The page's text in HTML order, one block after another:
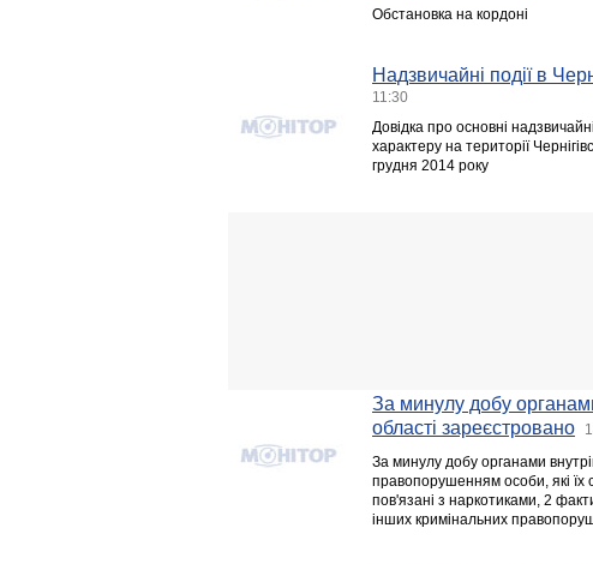
Обстановка на кордоні
Надзвичайні події в
11:30
Довідка про основні
характеру на території
грудня 2014 року
За минулу добу
області зареєстровано
За минулу добу органами
правопорушенням особи, які їх
пов'язані з наркотиками, 2
інших кримінальних